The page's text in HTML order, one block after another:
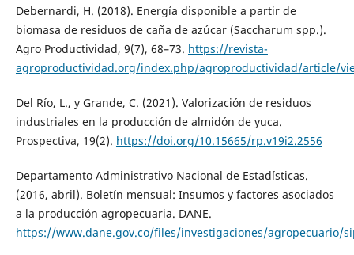
Debernardi, H. (2018). Energía disponible a partir de
biomasa de residuos de caña de azúcar (Saccharum spp.).
Agro Productividad, 9(7), 68–73. https://revista-
agroproductividad.org/index.php/agroproductividad/article/
Del Río, L., y Grande, C. (2021). Valorización de residuos
industriales en la producción de almidón de yuca.
Prospectiva, 19(2). https://doi.org/10.15665/rp.v19i2.2556
Departamento Administrativo Nacional de Estadísticas.
(2016, abril). Boletín mensual: Insumos y factores asociados
a la producción agropecuaria. DANE.
https://www.dane.gov.co/files/investigaciones/agropecuario/